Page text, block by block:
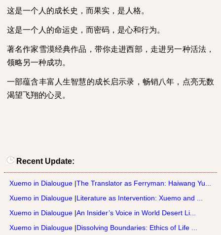
这是一个人的成长史，而果实，是人格。
这是一个人的命运史，而密码，是心和行为。
著名作家雪漠经典作品，带你走进西部，走进另一种活法，
领略另一种成功。
一部蕴含丰富人生智慧的成长启示录，畅销八年，点亮无数
渴望飞翔的心灵。
Recent Update:
Xuemo in Dialougue |The Translator as Ferryman: Haiwang Yu...
Xuemo in Dialougue |Literature as Intervention: Xuemo and ...
Xuemo in Dialougue |An Insider’s Voice in World Desert Li...
Xuemo in Dialougue |Dissolving Boundaries: Ethics of Life ...